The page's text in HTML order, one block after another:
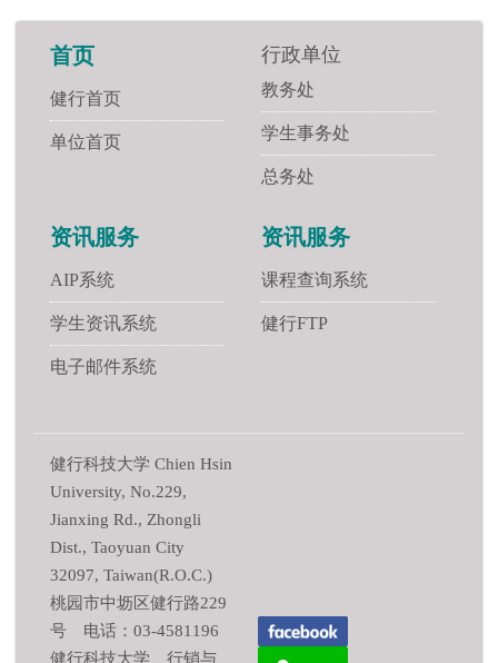
首页
健行首页
单位首页
行政单位
教务处
学生事务处
总务处
资讯服务
AIP系统
学生资讯系统
电子邮件系统
资讯服务
课程查询系统
健行FTP
健行科技大学 Chien Hsin
University, No.229,
Jianxing Rd., Zhongli
Dist., Taoyuan City
32097, Taiwan(R.O.C.)
桃园市中坜区健行路229
号 电话：03-4581196
健行科技大学 行销与